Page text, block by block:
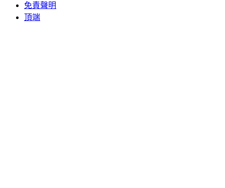
免責聲明
頂端